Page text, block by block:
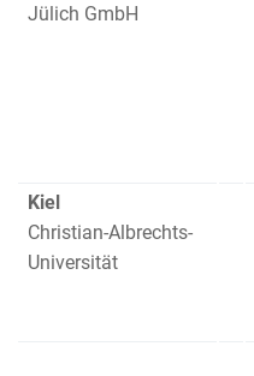
Jülich GmbH
Kiel
Christian-Albrechts-
Universität